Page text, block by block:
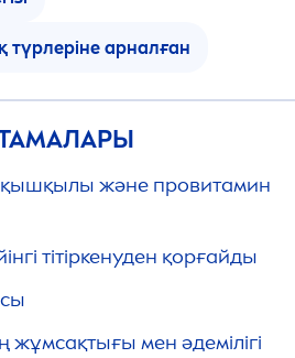
түрлеріне арналған
қышқылы және провитамин
тітіркенуден қорғайды
жұмсақтығы мен әдемілігі